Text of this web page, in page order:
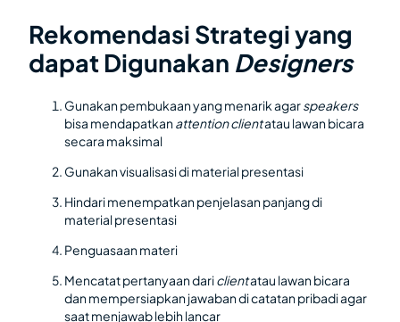
Rekomendasi Strategi yang
dapat Digunakan Designers
Gunakan pembukaan yang menarik agarspeakers
bisa mendapatkanattention clientatau lawan bicara
secara maksimal
Gunakan visualisasi di material presentasi
Hindari menempatkan penjelasan panjang di
material presentasi
Penguasaan materi
Mencatat pertanyaan dariclientatau lawan bicara
dan mempersiapkan jawaban di catatan pribadi agar
saat menjawab lebih lancar